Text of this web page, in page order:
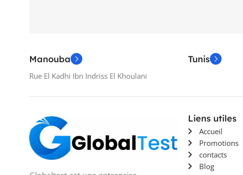
Manouba
Rue El Kadhi Ibn Indriss El Khoulani
Tunis
Liens utiles
Accueil
Promotions
contacts
Blog